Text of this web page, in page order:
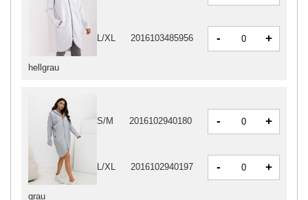
hellgrau
L/XL 2016103485956 - +
grau
S/M 2016102940180 - +
L/XL 2016102940197 - +